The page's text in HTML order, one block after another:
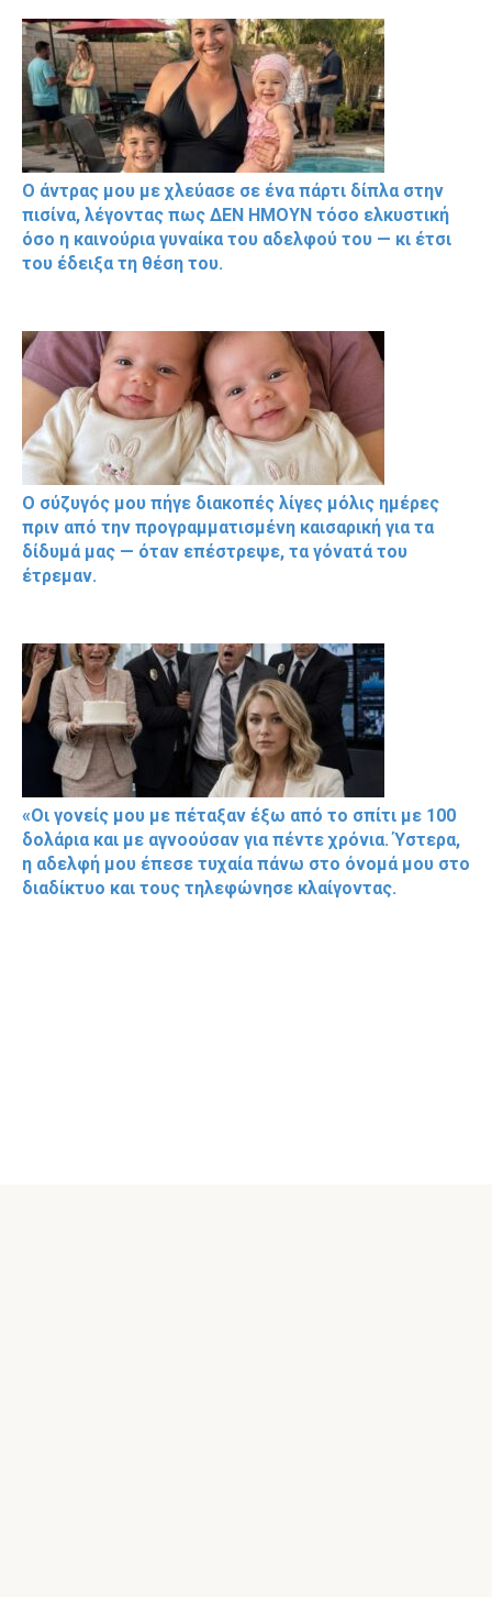
Ο άντρας μου με χλεύασε σε ένα πάρτι δίπλα στην
πισίνα, λέγοντας πως ΔΕΝ ΗΜΟΥΝ τόσο ελκυστική
όσο η καινούρια γυναίκα του αδελφού του — κι έτσι
του έδειξα τη θέση του.
Ο σύζυγός μου πήγε διακοπές λίγες μόλις ημέρες
πριν από την προγραμματισμένη καισαρική για τα
δίδυμά μας — όταν επέστρεψε, τα γόνατά του
έτρεμαν.
«Οι γονείς μου με πέταξαν έξω από το σπίτι με 100
δολάρια και με αγνοούσαν για πέντε χρόνια. Ύστερα,
η αδελφή μου έπεσε τυχαία πάνω στο όνομά μου στο
διαδίκτυο και τους τηλεφώνησε κλαίγοντας.